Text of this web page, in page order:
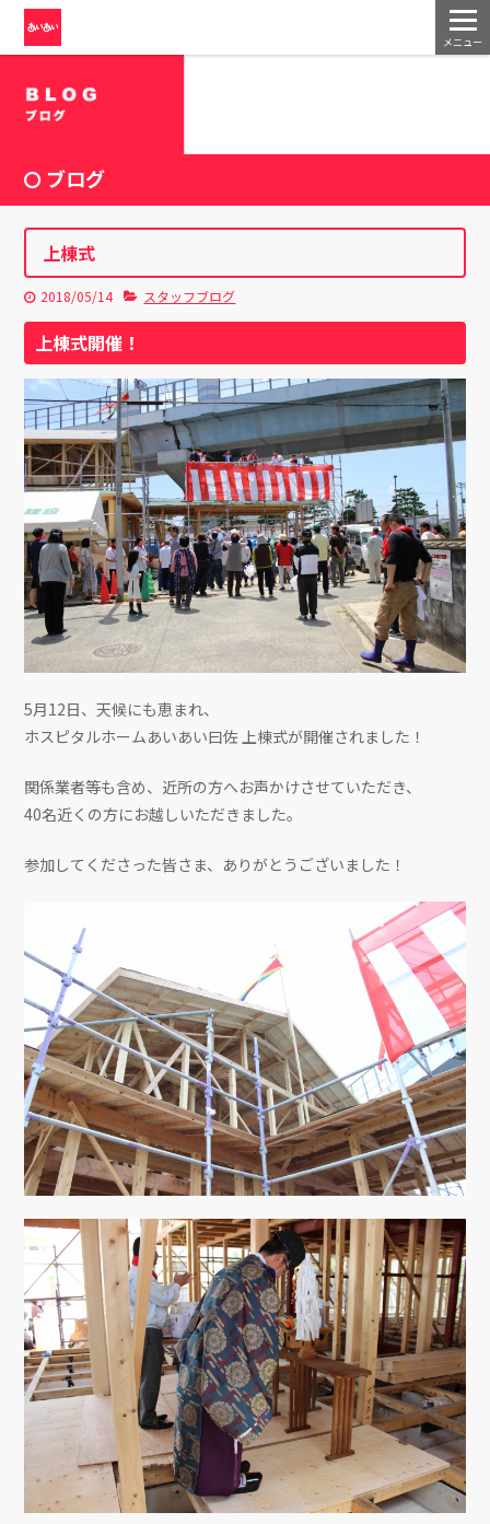
メニュー
ブログ
上棟式
2018/05/14 スタッフブログ
上棟式開催！
5月12日、天候にも恵まれ、
ホスピタルホームあいあい曰佐 上棟式が開催されました！
関係業者等も含め、近所の方へお声かけさせていただき、
40名近くの方にお越しいただきました。
参加してくださった皆さま、ありがとうございました！